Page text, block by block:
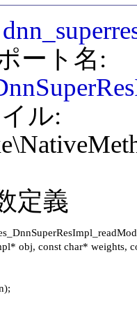
ル:
obj, const char* weights,